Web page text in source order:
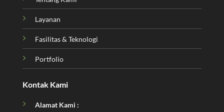
Layanan
Fasilitas & Teknologi
Portfolio
Kontak Kami
Alamat Kami :